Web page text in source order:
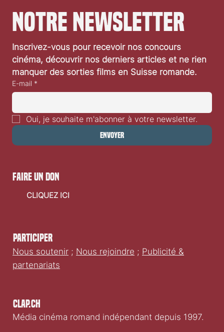
notre newsletter
Inscrivez-vous pour recevoir nos concours
cinéma, découvrir nos derniers articles et ne rien
manquer des sorties films en Suisse romande.
E-mail *
Oui, je souhaite m'abonner à votre newsletter.
Envoyer
Clap.ch
Média cinéma romand indépendant depuis 1997.
Participer
Nous soutenir ; Nous rejoindre ; Publicité &
partenariats
faire un don
CLIQUEZ ICI